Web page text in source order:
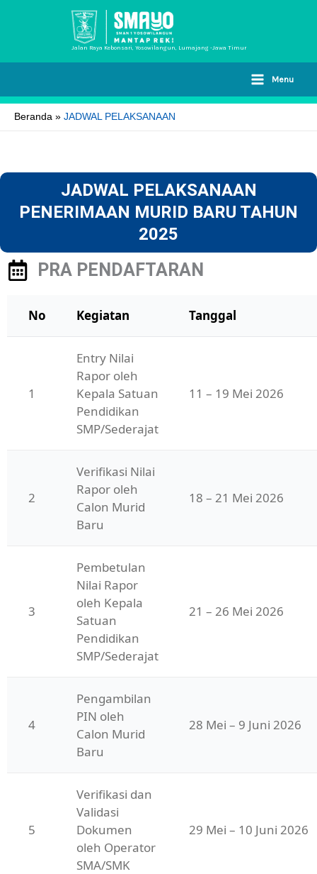
Jalan Raya Kebonsari, Yosowilangun, Lumajang -Jawa Timur
Menu
Beranda JADWAL PELAKSANAAN
JADWAL PELAKSANAAN
PENERIMAAN MURID BARU TAHUN
2025
PRA PENDAFTARAN
No Kegiatan Tanggal
1
Entry Nilai
Rapor oleh
Kepala Satuan
Pendidikan
SMP/Sederajat
11 – 19 Mei 2026
2
Verifikasi Nilai
Rapor oleh
Calon Murid
Baru
18 – 21 Mei 2026
3
Pembetulan
Nilai Rapor
oleh Kepala
Satuan
Pendidikan
SMP/Sederajat
21 – 26 Mei 2026
4
Pengambilan
PIN oleh
Calon Murid
Baru
28 Mei – 9 Juni 2026
5
Verifikasi dan
Validasi
Dokumen
oleh Operator
SMA/SMK
29 Mei – 10 Juni 2026